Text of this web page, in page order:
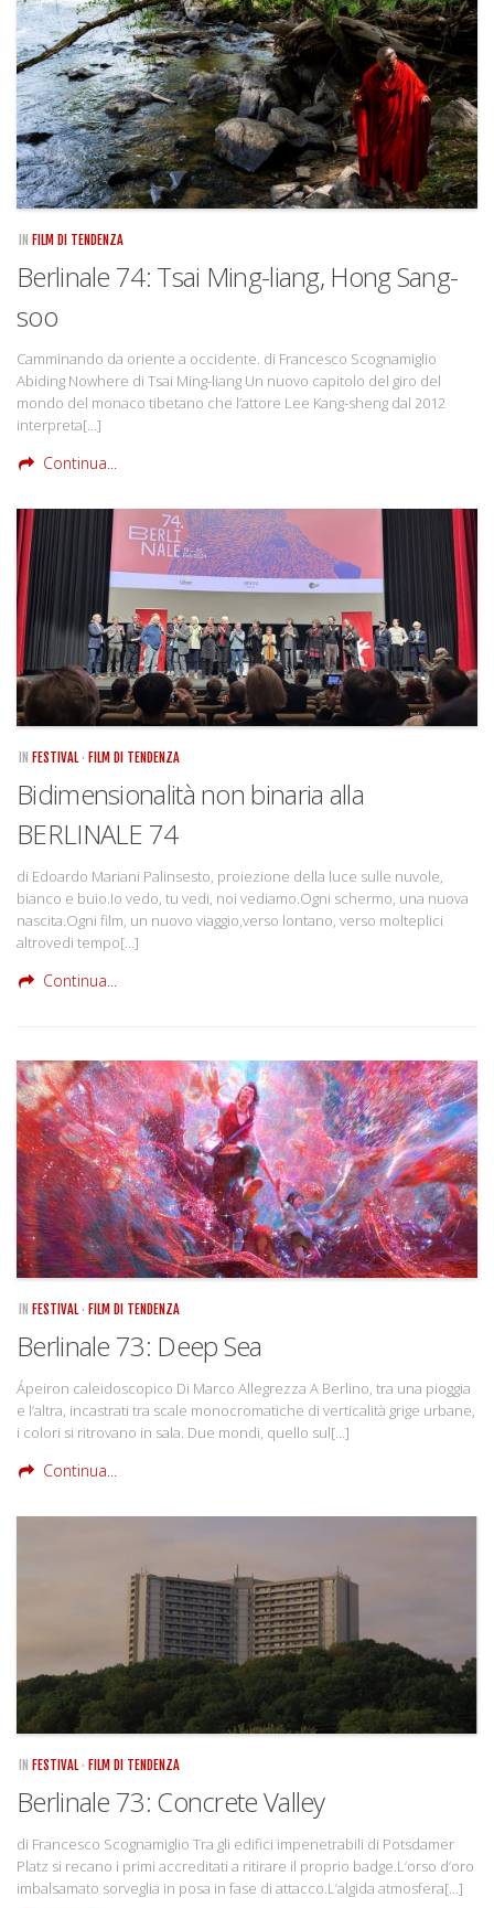
Copertine
Come eravamo
Mnemosyne
IN FILM DI TENDENZA
Berlinale 74: Tsai Ming-liang, Hong Sang-
soo
Camminando da oriente a occidente. di Francesco Scognamiglio
Abiding Nowhere di Tsai Ming-liang Un nuovo capitolo del giro del
mondo del monaco tibetano che l’attore Lee Kang-sheng dal 2012
interpreta[…]
Continua...
IN FESTIVAL · FILM DI TENDENZA
Bidimensionalità non binaria alla
BERLINALE 74
di Edoardo Mariani Palinsesto, proiezione della luce sulle nuvole,
bianco e buio.Io vedo, tu vedi, noi vediamo.Ogni schermo, una nuova
nascita.Ogni film, un nuovo viaggio,verso lontano, verso molteplici
altrovedi tempo[…]
Continua...
IN FESTIVAL · FILM DI TENDENZA
Berlinale 73: Deep Sea
Ápeiron caleidoscopico Di Marco Allegrezza A Berlino, tra una pioggia
e l’altra, incastrati tra scale monocromatiche di verticalità grige urbane,
i colori si ritrovano in sala. Due mondi, quello sul[…]
Continua...
IN FESTIVAL · FILM DI TENDENZA
Berlinale 73: Concrete Valley
di Francesco Scognamiglio Tra gli edifici impenetrabili di Potsdamer
Platz si recano i primi accreditati a ritirare il proprio badge.L’orso d’oro
imbalsamato sorveglia in posa in fase di attacco.L’algida atmosfera[…]